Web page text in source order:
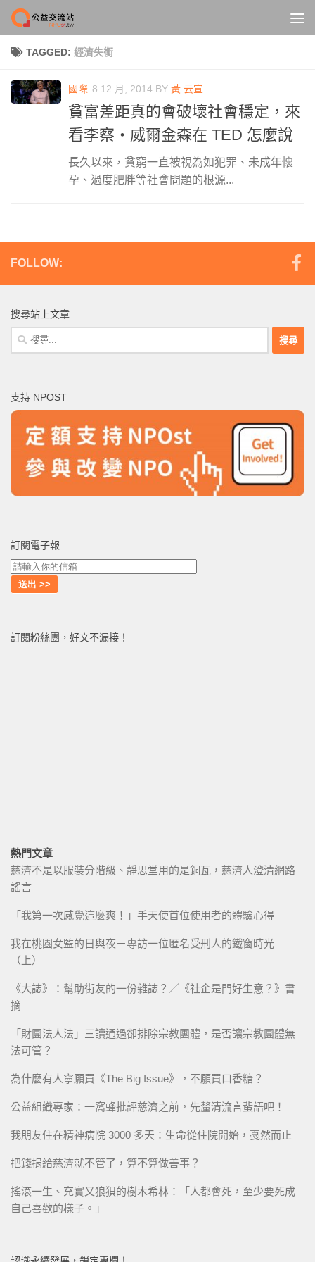
Skip to content
TAGGED: 經濟失衡
國際 8 12 月, 2014 BY 黃 云宣
貧富差距真的會破壞社會穩定，來
看李察‧威爾金森在 TED 怎麼說
長久以來，貧窮一直被視為如犯罪、未成年懷
孕、過度肥胖等社會問題的根源...
FOLLOW:
搜尋站上文章
搜
尋
字:
支持 NPOST
訂閱電子報
訂閱粉絲團，好文不漏接！
熱門文章
慈濟不是以服裝分階級、靜思堂用的是銅瓦，慈濟人澄清網路
謠言
「我第一次感覺這麼爽！」手天使首位使用者的體驗心得
我在桃園女監的日與夜－專訪一位匿名受刑人的鐵窗時光
（上）
《大誌》：幫助街友的一份雜誌？／《社企是門好生意？》書
摘
「財團法人法」三讀通過卻排除宗教團體，是否讓宗教團體無
法可管？
為什麼有人寧願買《The Big Issue》，不願買口香糖？
公益組織專家：一窩蜂批評慈濟之前，先釐清流言蜚語吧！
我朋友住在精神病院 3000 多天：生命從住院開始，戞然而止
把錢捐給慈濟就不管了，算不算做善事？
搖滾一生、充實又狼狽的樹木希林：「人都會死，至少要死成
自己喜歡的樣子。」